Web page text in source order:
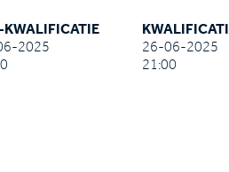
KWALIFICATIE
2025
26-06-2025
21:00